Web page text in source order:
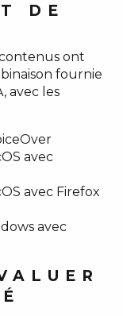
DE
ont
fournie
avec les
avec
avec Firefox
avec